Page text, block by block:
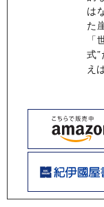
は
た
式
え